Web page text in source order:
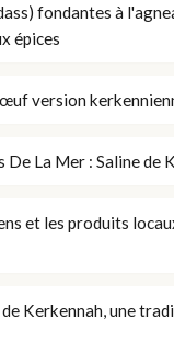
fondantes à
épices
version
De La Mer : Saline de
et les produits
de Kerkennah, une